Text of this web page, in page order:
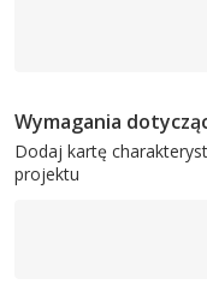
Wymagania
Dodaj kartę
projektu